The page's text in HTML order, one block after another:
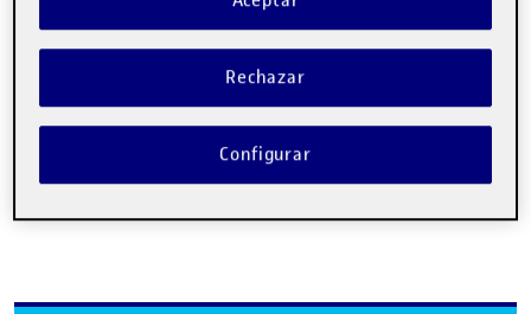
Fecha de publicación
comentario
CONTRIBUTION
EN RETO 5 – STORYBOARD Y SKETCHING
No hay comentarios.
Lo siento, debes estarconectadopara publicar un
Rechazar
Configurar